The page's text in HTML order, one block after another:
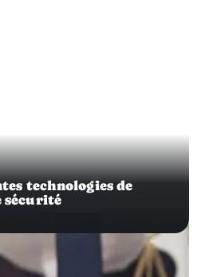
technologies de
sécurité